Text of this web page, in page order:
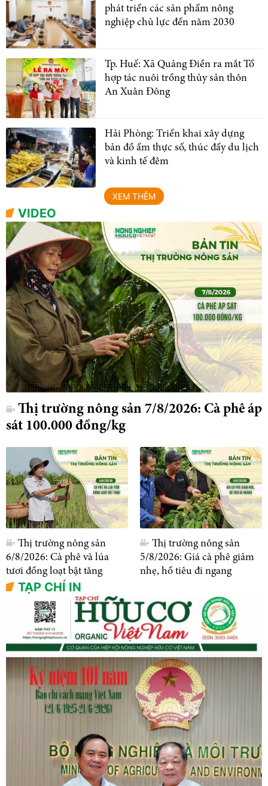
phát triển các sản phẩm nông
nghiệp chủ lực đến năm 2030
Tp. Huế: Xã Quảng Điền ra mắt Tổ
hợp tác nuôi trồng thủy sản thôn
An Xuân Đông
Hải Phòng: Triển khai xây dựng
bản đồ ẩm thực số, thúc đẩy du lịch
và kinh tế đêm
XEM THÊM
VIDEO
Thị trường nông sản 7/8/2026: Cà phê áp
sát 100.000 đồng/kg
Thị trường nông sản
6/8/2026: Cà phê và lúa
tươi đồng loạt bật tăng
Thị trường nông sản
5/8/2026: Giá cà phê giảm
nhẹ, hồ tiêu đi ngang
TẠP CHÍ IN